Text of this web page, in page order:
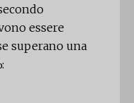
essere
superano una